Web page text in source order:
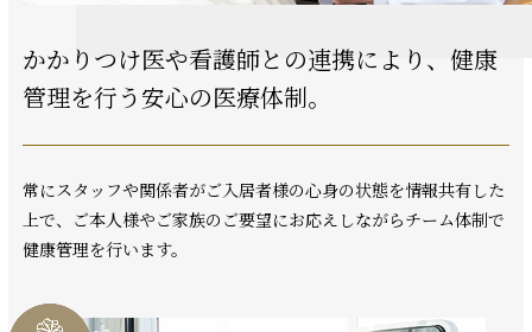
かかりつけ医や看護師との連携により、 健康
管理を行う安心の医療体制。
常にスタッフや関係者がご入居者様の心身の状態を情報共有した
上で、ご本人様やご家族のご要望にお応えしながらチーム体制で
健康管理を行います。